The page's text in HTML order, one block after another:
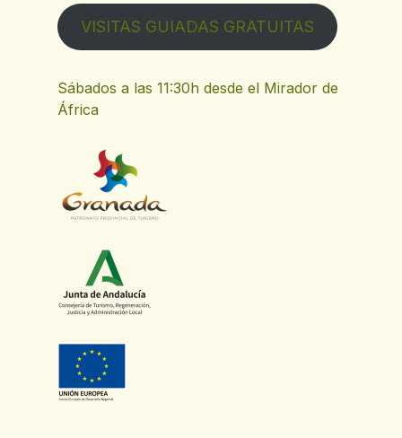
Parking Casa del Pueblo
Farmacia
Fuente de la Escuela
Lavaderos Ya Bajos
Fuente de la Trinchera
GC GR7: Cáñar - Lanjarón
VISITAS GUIADAS GRATUITAS
Sábados a las 11:30h desde el Mirador de
África